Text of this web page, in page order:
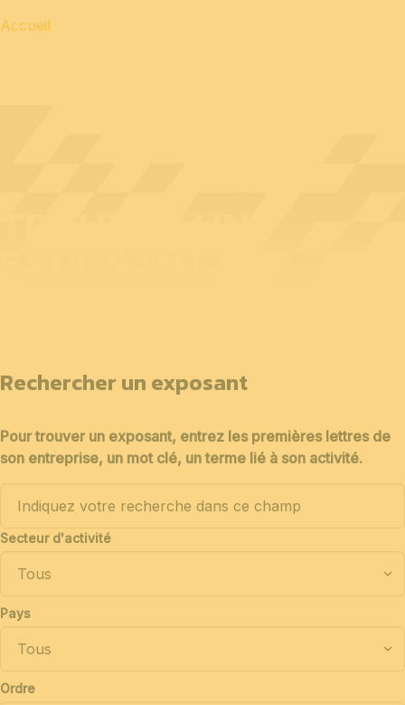
Accueil
Rechercher un exposant
Pour trouver un exposant, entrez les premières lettres de
son entreprise, un mot clé, un terme lié à son activité.
Secteur d'activité
Pays
Ordre